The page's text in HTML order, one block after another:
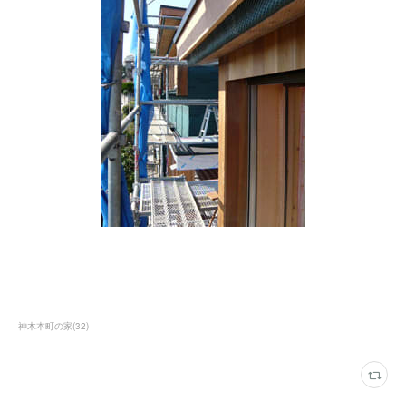
神木本町の家(32)